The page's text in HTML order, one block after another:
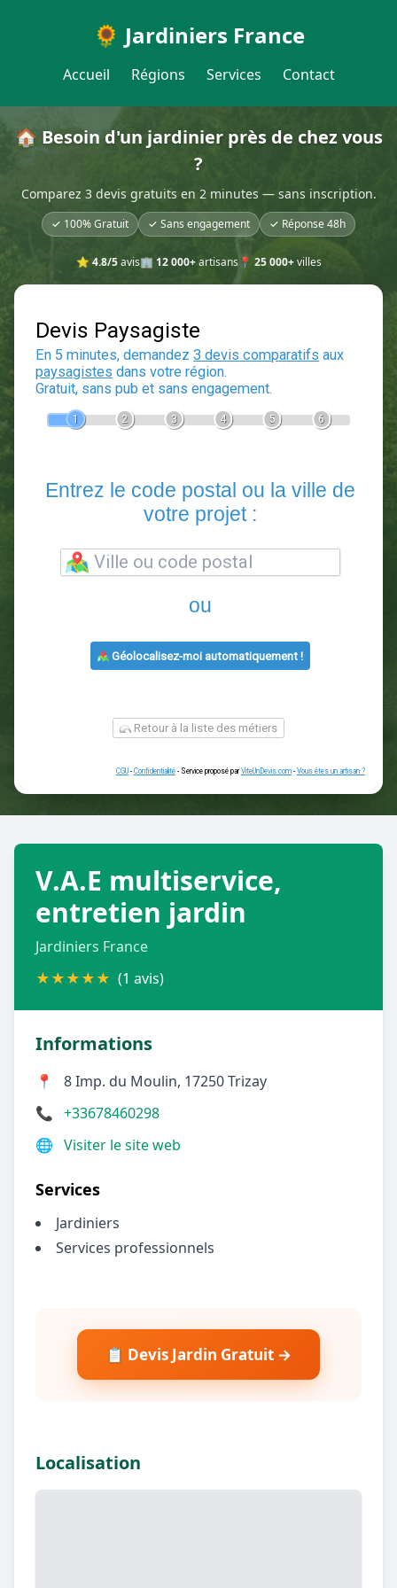
🌻 Jardiniers France
Accueil Régions Services Contact
🏠 Besoin d'un jardinier près de chez vous
?
Comparez 3 devis gratuits en 2 minutes — sans inscription.
✓ 100% Gratuit ✓ Sans engagement ✓ Réponse 48h
⭐ 4.8/5avis🏢 12 000+artisans📍 25 000+villes
Devis Paysagiste
En 5 minutes, demandez3 devis comparatifs
2 3
Entrez le code postal ou la
ou
Retour à la liste des métiers
V.A.E multiservice,
entretien jardin
Jardiniers France
★★★★★ (1 avis)
Informations
📍
8 Imp. du Moulin, 17250 Trizay
📞 +33678460298
🌐 Visiter le site web
Services
Jardiniers
Services professionnels
📋 Devis Jardin Gratuit →
Localisation